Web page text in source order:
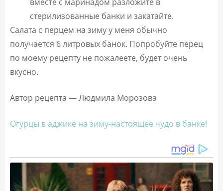
вместе с маринадом разложите в
стерилизованные банки и закатайте.
Салата с перцем на зиму у меня обычно
получается 6 литровых банок. Попробуйте перец
по моему рецепту не пожалеете, будет очень
вкусно.
Автор рецепта — Людмила Морозова
Огурцы в аджике на зиму-настоящее чудо в банке!